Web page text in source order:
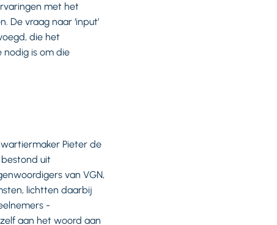
met het
vraag naar ‘input’
die het
is om die
Pieter de
uit
van VGN,
lichtten daarbij
-
aan het woord aan